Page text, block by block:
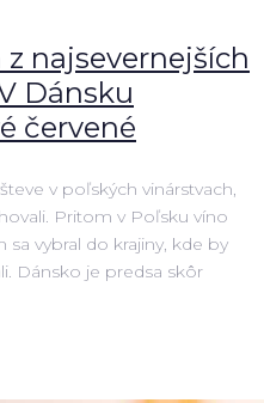
najsevernejších
Dánsku
červené
v poľských vinárstvach,
Pritom v Poľsku víno
sa vybral do krajiny, kde by
Dánsko je predsa skôr